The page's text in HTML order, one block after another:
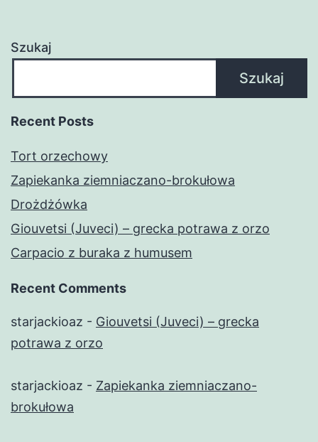
Szukaj
Szukaj
Recent Posts
Tort orzechowy
Zapiekanka ziemniaczano-brokułowa
Drożdżówka
Giouvetsi (Juveci) – grecka potrawa z orzo
Carpacio z buraka z humusem
Recent Comments
starjackioaz - Giouvetsi (Juveci) – grecka
potrawa z orzo
starjackioaz - Zapiekanka ziemniaczano-
brokułowa